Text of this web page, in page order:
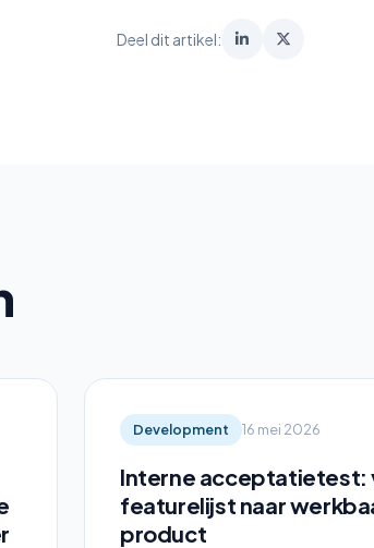
Deel dit artikel:
Development 16 mei 2026
Interne acceptatietest:
featurelijst naar
product